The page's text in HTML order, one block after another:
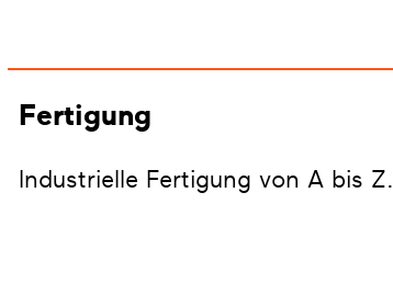
Fertigung
Industrielle Fertigung von A bis Z.